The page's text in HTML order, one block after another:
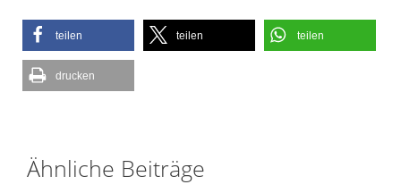
teilen teilen teilen
drucken
Ähnliche Beiträge